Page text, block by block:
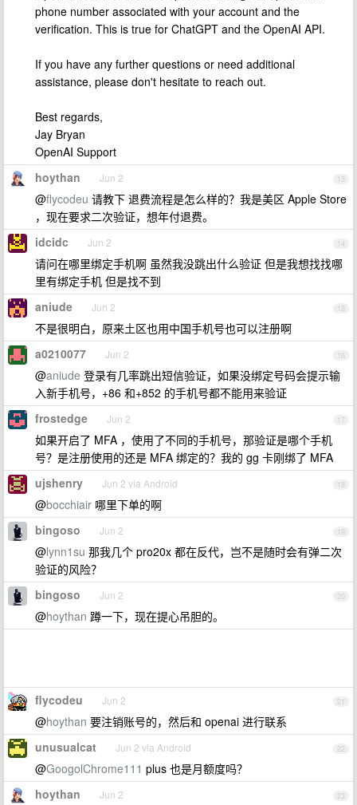
phone number associated with your account and the
verification. This is true for ChatGPT and the OpenAI API.
If you have any further questions or need additional
assistance, please don't hesitate to reach out.
Best regards,
Jay Bryan
OpenAI Support
13
hoythan Jun 2
@flycodeu 请教下 退费流程是怎么样的？我是美区 Apple Store
，现在要求二次验证，想年付退费。
14
idcidc Jun 2
请问在哪里绑定手机啊 虽然我没跳出什么验证 但是我想找找哪
里有绑定手机 但是找不到
15
aniude Jun 2
不是很明白，原来土区也用中国手机号也可以注册啊
16
a0210077 Jun 2
@aniude 登录有几率跳出短信验证，如果没绑定号码会提示输
入新手机号，+86 和+852 的手机号都不能用来验证
17
frostedge Jun 2
如果开启了 MFA ，使用了不同的手机号，那验证是哪个手机
号？是注册使用的还是 MFA 绑定的？我的 gg 卡刚绑了 MFA
18
ujshenry Jun 2 via Android
@bocchiair 哪里下单的啊
19
bingoso Jun 2
@lynn1su 那我几个 pro20x 都在反代，岂不是随时会有弹二次
验证的风险？
20
bingoso Jun 2
@hoythan 蹲一下，现在提心吊胆的。
21
flycodeu Jun 2
@hoythan 要注销账号的，然后和 openai 进行联系
22
unusualcat Jun 2 via Android
@GoogolChrome111 plus 也是月额度吗？
23
hoythan Jun 2